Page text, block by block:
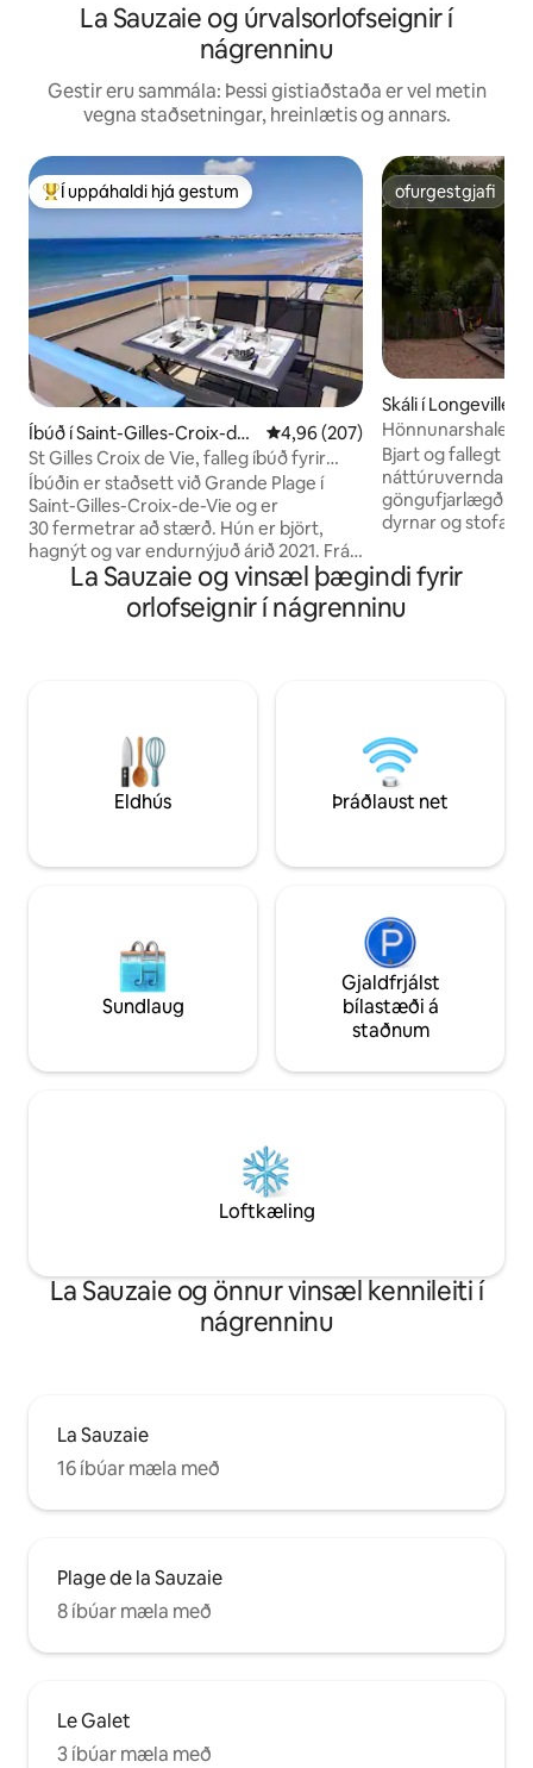
La Sauzaie og úrvalsorlofseignir í
nágrenninu
Gestir eru sammála: Þessi gistiaðstaða er vel metin
vegna staðsetningar, hreinlætis og annars.
Í mestu uppáhaldi hjá gestum
Í uppáhaldi hjá gestum
Íbúð í Saint-Gilles-Croix-de-
Vie
4,96 af 5 í meðaleinkunn, 207
4,96 (207)
St Gilles Croix de Vie, falleg íbúð fyrir
fjóra
Íbúðin er staðsett við Grande Plage í
Saint-Gilles-Croix-de-Vie og er
30 fermetrar að stærð. Hún er björt,
hagnýt og var endurnýjuð árið 2021. Frá
tveimur veröndum hennar er frábært
víðáttumikill útsýni yfir hafið, höfnina og
ströndina. Þú ert með einkabílapláss og
skutluna á sumrin. Staðsett í 1
klukkustundar fjarlægð frá Noirmoutiers,
Île d'Yeu og Nantes; 1,5 klukkustundar
fjarlægð frá Puy du Fou...
ofurgestgjafi
ofurgestgjafi
Skáli í Longeville-
Hönnunarshale •
ströndinni •
Bjart og fallegt
göngufjarlægð frá
dyrnar og stofan
furutrjánna og
öldnanna. Á
eða
La Sauzaie og vinsæl þægindi fyrir
orlofseignir í nágrenninu
Eldhús Þráðlaust net
Sundlaug
Gjaldfrjálst
bílastæði á
staðnum
Loftkæling
La Sauzaie og önnur vinsæl kennileiti í
nágrenninu
La Sauzaie
16 íbúar mæla með
Plage de la Sauzaie
8 íbúar mæla með
Le Galet
3 íbúar mæla með